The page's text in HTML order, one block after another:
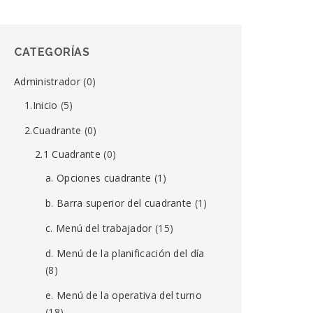
CATEGORÍAS
Administrador(0)
1.Inicio (5)
2.Cuadrante (0)
2.1 Cuadrante (0)
a. Opciones cuadrante (1)
b. Barra superior del cuadrante (1)
c. Menú del trabajador (15)
d. Menú de la planificación del día
(8)
e. Menú de la operativa del turno